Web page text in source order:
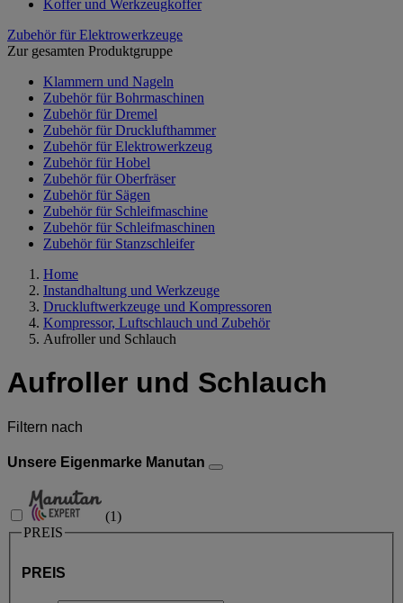
Koffer und Werkzeugkoffer
Zubehör für Elektrowerkzeuge
Zur gesamten Produktgruppe
Klammern und Nageln
Zubehör für Bohrmaschinen
Zubehör für Dremel
Zubehör für Drucklufthammer
Zubehör für Elektrowerkzeug
Zubehör für Hobel
Zubehör für Oberfräser
Zubehör für Sägen
Zubehör für Schleifmaschine
Zubehör für Schleifmaschinen
Zubehör für Stanzschleifer
Home
Instandhaltung und Werkzeuge
Druckluftwerkzeuge und Kompressoren
Kompressor, Luftschlauch und Zubehör
Aufroller und Schlauch
Aufroller und Schlauch
Filtern nach
Unsere Eigenmarke Manutan
(1)
PREIS
PREIS